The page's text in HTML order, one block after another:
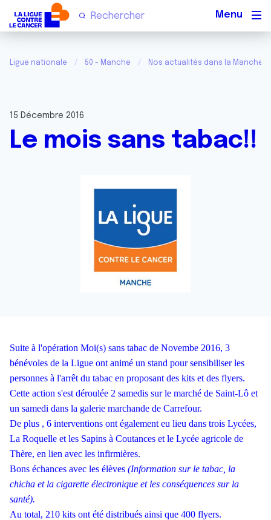
Ligue nationale 50 - Manche Nos actualités dans la Manche
15 Décembre 2016
Le mois sans tabac!!
Suite à l'opération Moi(s) sans tabac de Novembe 2016, 3
bénévoles de la Ligue ont animé un stand pour sensibiliser les
personnes à l'arrêt du tabac en proposant des kits et des flyers.
Cette action s'est déroulée 2 samedis sur le marché de Saint-Lô et
un samedi dans la galerie marchande de Carrefour.
De plus , 6 interventions ont également eu lieu dans trois Lycées,
La Roquelle et les Sapins à Coutances et le Lycée agricole de
Thère, en lien avec les infirmières.
Bons échances avec les élèves (Information sur le tabac, la
chicha et la cigarette électronique et les conséquences sur la
santé).
Au total, 210 kits ont été distribués ainsi que 400 flyers.